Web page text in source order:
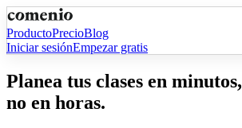
ProductoPrecioBlog
Iniciar sesiónEmpezar gratis
Planea tus clases en minutos,
no en horas.